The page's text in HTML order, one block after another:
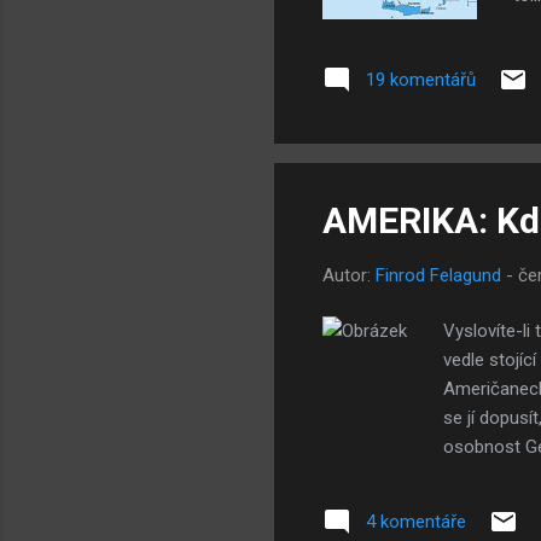
19 komentářů
AMERIKA:
Autor: Finrod Felagund -
Vyslovíte-li
vedle stojící
se jí
osobnost
4 komentáře